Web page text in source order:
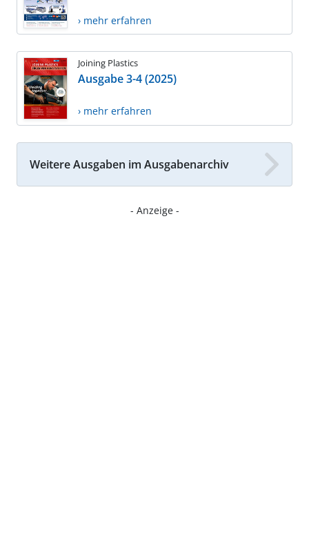
› mehr erfahren
Joining Plastics
Ausgabe 3-4 (2025)
› mehr erfahren
Weitere Ausgaben im Ausgabenarchiv
- Anzeige -